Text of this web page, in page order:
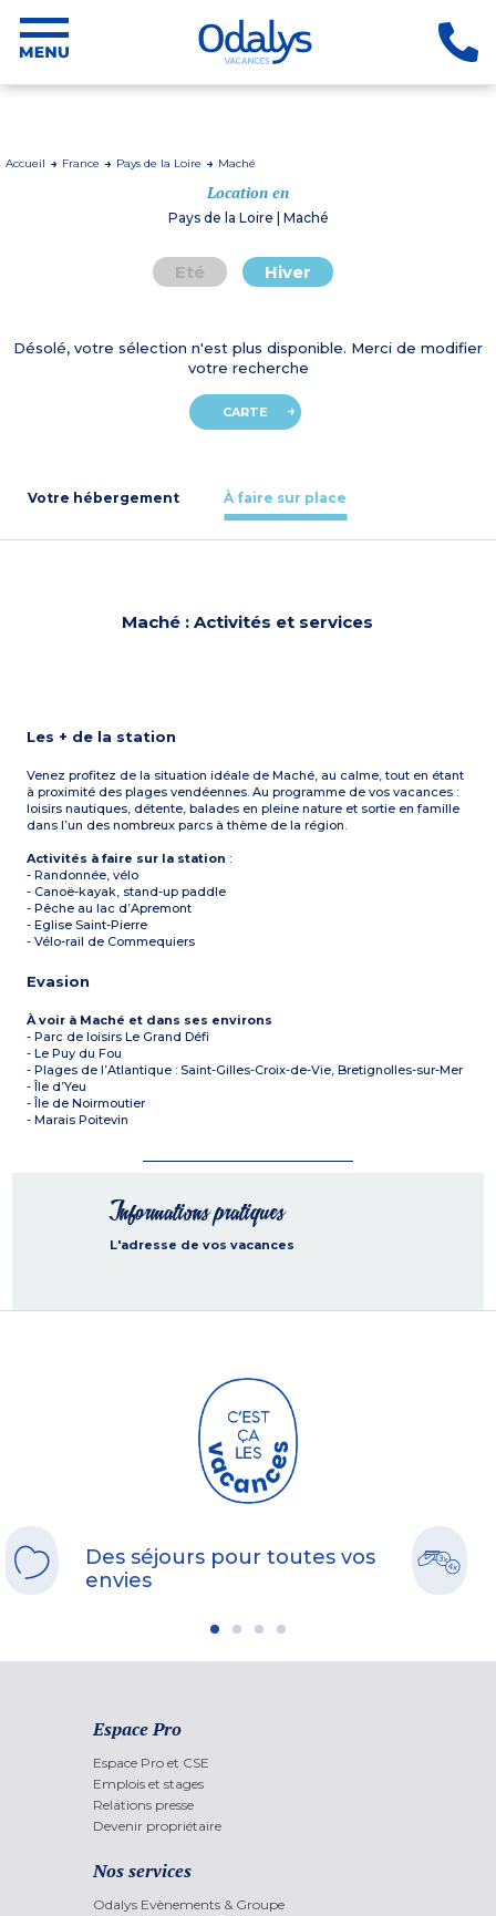
Accueil France Pays de la Loire Maché
Location en
Pays de la Loire | Maché
Eté Hiver
Désolé, votre sélection n'est plus disponible. Merci de modifier
votre recherche
CARTE
Votre hébergement À faire sur place
Maché : Activités et services
Les + de la station
Venez profitez de la situation idéale de Maché, au calme, tout en étant
à proximité des plages vendéennes. Au programme de vos vacances :
loisirs nautiques, détente, balades en pleine nature et sortie en famille
dans l’un des nombreux parcs à thème de la région.
Activités à faire sur la station :
- Randonnée, vélo
- Canoë-kayak, stand-up paddle
- Pêche au lac d’Apremont
- Eglise Saint-Pierre
- Vélo-rail de Commequiers
Evasion
À voir à Maché et dans ses environs
- Parc de loisirs Le Grand Défi
- Le Puy du Fou
- Plages de l’Atlantique : Saint-Gilles-Croix-de-Vie, Bretignolles-sur-Mer
- Île d’Yeu
- Île de Noirmoutier
- Marais Poitevin
Informations pratiques
L'adresse de vos vacances
Des séjours pour toutes vos
envies
Espace Pro
Espace Pro et CSE
Emplois et stages
Relations presse
Devenir propriétaire
Nos services
Odalys Evènements & Groupe